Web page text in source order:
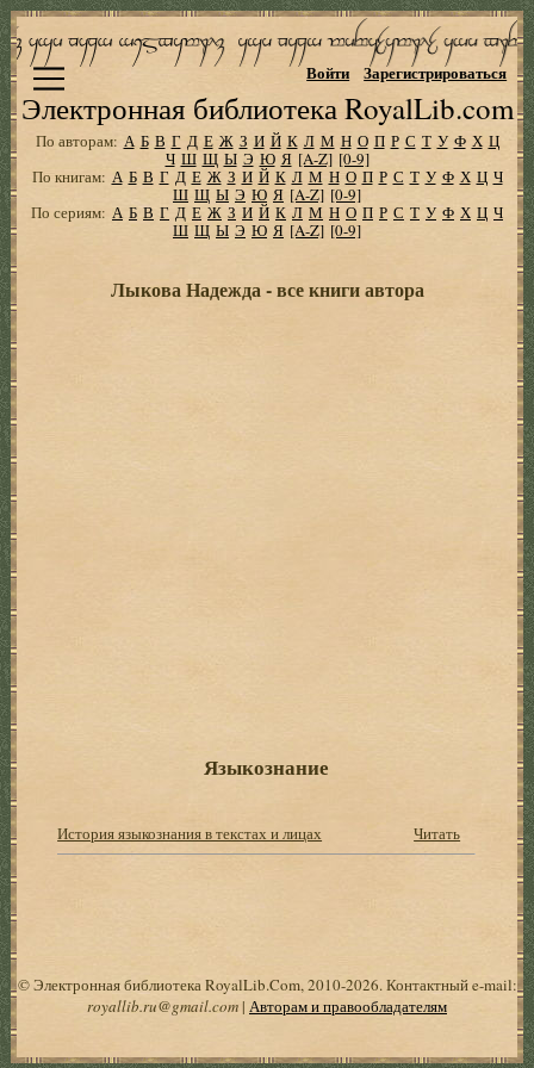
Электронная библиотека RoyalLib.com
Войти Зарегистрироваться
По авторам: А Б В Г Д Е Ж З И Й К Л М Н О П Р С Т У Ф Х Ц
Ч Ш Щ Ы Э Ю Я [A-Z] [0-9]
По книгам: А Б В Г Д Е Ж З И Й К Л М Н О П Р С Т У Ф Х Ц Ч
Ш Щ Ы Э Ю Я [A-Z] [0-9]
По сериям: А Б В Г Д Е Ж З И Й К Л М Н О П Р С Т У Ф Х Ц Ч
Ш Щ Ы Э Ю Я [A-Z] [0-9]
Лыкова Надежда - все книги автора
Языкознание
История языкознания в текстах и лицах Читать
© Электронная библиотека RoyalLib.Com, 2010-2026. Контактный e-mail:
royallib.ru@gmail.com| Авторам и правообладателям